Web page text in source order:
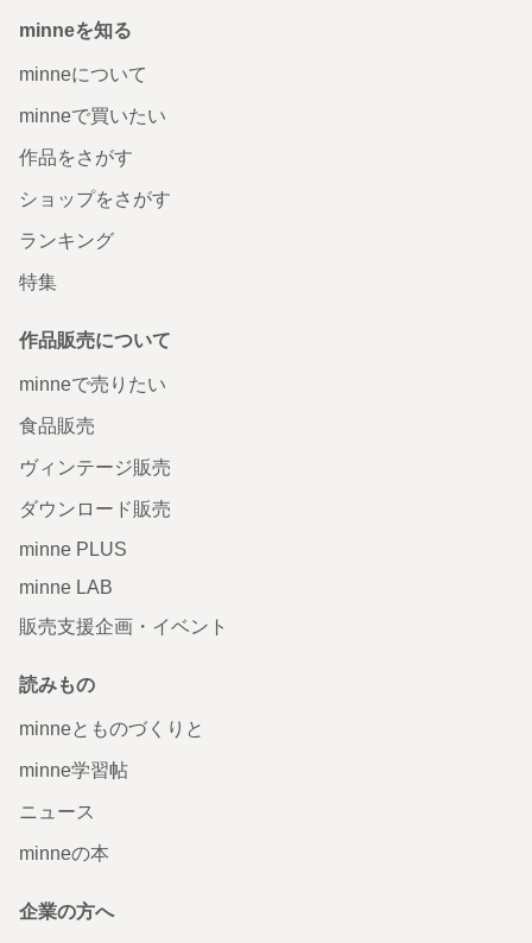
minneを知る
minneについて
minneで買いたい
作品をさがす
ショップをさがす
ランキング
特集
作品販売について
minneで売りたい
食品販売
ヴィンテージ販売
ダウンロード販売
minne PLUS
minne LAB
販売支援企画・イベント
読みもの
minneとものづくりと
minne学習帖
ニュース
minneの本
企業の方へ